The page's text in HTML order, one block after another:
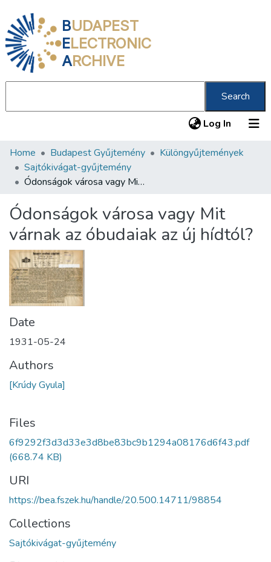
BUDAPEST
ELECTRONIC
ARCHIVE
Search
Log In (current)
Communities & Collections
All of DSpace
Statistics
About us
Home Budapest Gyűjtemény
Különgyűjtemények
Sajtókivágat-gyűjtemény
Ódonságok városa vagy Mit várnak az óbudaiak az új hídtól?
Ódonságok városa vagy Mit
várnak az óbudaiak az új hídtól?
Date
1931-05-24
Authors
[Krúdy Gyula]
Files
6f9292f3d3d33e3d8be83bc9b1294a08176d6f43.pdf
(668.74 KB)
URI
https://bea.fszek.hu/handle/20.500.14711/98854
Collections
Sajtókivágat-gyűjtemény